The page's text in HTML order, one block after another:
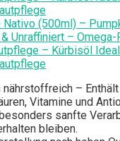
(500ml) –
Unraffiniert – Omega-
– Kürbisöl Ideal
nährstoffreich –
Vitamine und
sanfte
bleiben.